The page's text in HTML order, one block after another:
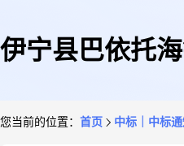
伊宁县巴依托
您当前的位置： 首页 中标｜中标通